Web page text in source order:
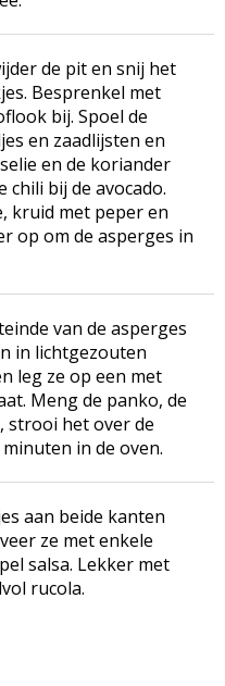
de pit en snij het
Besprenkel met
bij. Spoel de
en zaadlijsten en
en de koriander
chili bij de avocado.
kruid met peper en
op om de asperges in
van de asperges
in lichtgezouten
leg ze op een met
Meng de panko, de
strooi het over de
in de oven.
aan beide kanten
ze met enkele
salsa. Lekker met
rucola.